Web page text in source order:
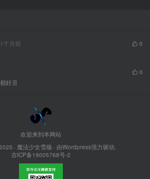
个月前
0
0
好丑
欢迎来到本网站
· 魔法少女雪殇· 由Wordpress强力驱动.
吉ICP备19005768号-2